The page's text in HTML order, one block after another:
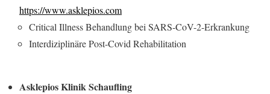
https://www.asklepios.com
Critical Illness Behandlung bei SARS-CoV-2-Erkrankung
Interdiziplinäre Post-Covid Rehabilitation
Asklepios Klinik Schaufling